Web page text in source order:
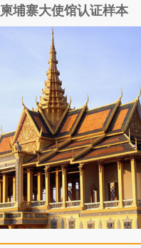
柬埔寨大使馆认证样本